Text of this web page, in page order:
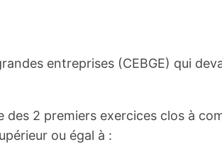
entreprises (CEBGE) qui
2 premiers exercices clos à
ou égal à :